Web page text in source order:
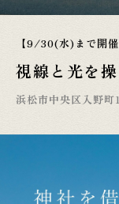
【9/30(水)まで開催
視線と光を
浜松市中央区入野